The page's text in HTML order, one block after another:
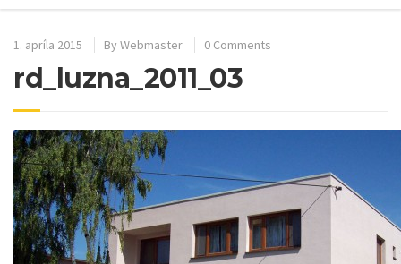
1. apríla 2015 By Webmaster 0 Comments
rd_luzna_2011_03